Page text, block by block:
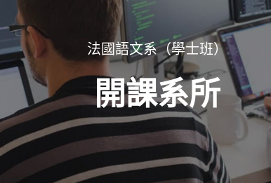
法國語文系（學士班）
開課系所